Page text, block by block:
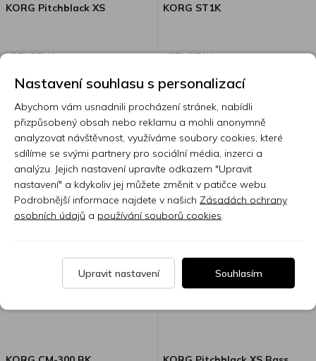
KORG Pitchblack XS
KRTUPBXS
Skladem 7 nebo více ks
1 890 Kč
KORG ST1K
KRTUST1K
Skladem 7 nebo více ks
1 460 Kč
Nastavení souhlasu s personalizací
Abychom vám usnadnili procházení stránek, nabídli
přizpůsobený obsah nebo reklamu a mohli anonymně
analyzovat návštěvnost, využíváme soubory cookies, které
sdílíme se svými partnery pro sociální média, inzerci a
analýzu. Jejich nastavení upravíte odkazem "Upravit
nastavení" a kdykoliv jej můžete změnit v patičce webu.
Podrobnější informace najdete v našich Zásadách ochrany
osobních údajů a používání souborů cookies
Upravit nastavení Souhlasím